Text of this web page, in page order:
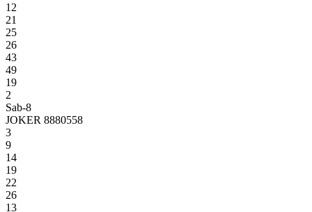
12
21
25
26
43
49
19
2
Sab-8
JOKER 8880558
3
9
14
19
22
26
13